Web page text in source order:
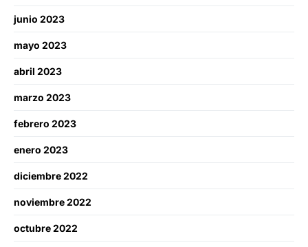
junio 2023
mayo 2023
abril 2023
marzo 2023
febrero 2023
enero 2023
diciembre 2022
noviembre 2022
octubre 2022